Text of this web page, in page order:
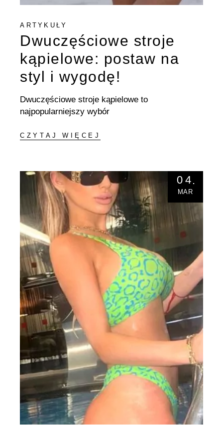
ARTYKUŁY
Dwuczęściowe stroje
kąpielowe: postaw na
styl i wygodę!
Dwuczęściowe stroje kąpielowe to
najpopularniejszy wybór
CZYTAJ WIĘCEJ
04
MAR